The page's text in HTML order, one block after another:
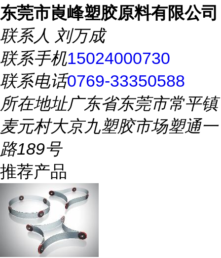
东莞市崀峰塑胶原料有限公司
联系人 刘万成
联系手机15024000730
联系电话0769-33350588
所在地址广东省东莞市常平镇
麦元村大京九塑胶市场塑通一
路189号
推荐产品